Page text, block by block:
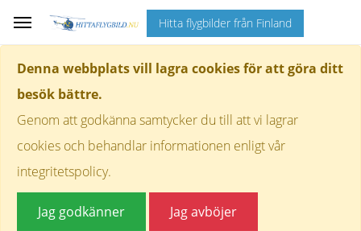
Denna webbplats vill lagra cookies för att göra ditt
besök bättre.
Genom att godkänna samtycker du till att vi lagrar
cookies och behandlar informationen enligt vår
integritetspolicy.
Jag godkänner Jag avböjer
Hitta flygbilder från Finland